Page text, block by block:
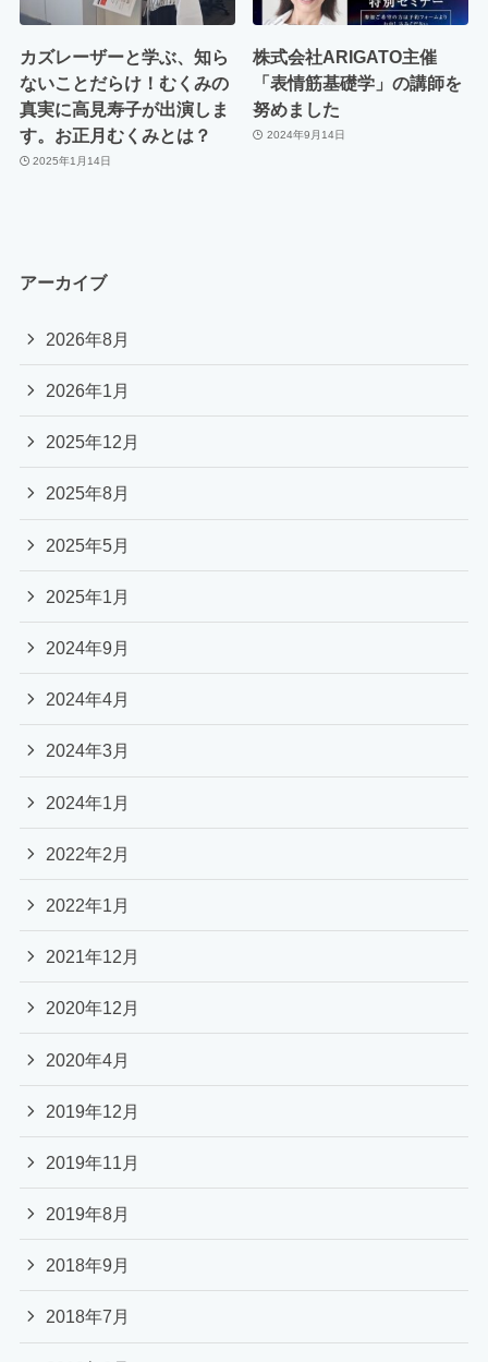
カズレーザーと学ぶ、知ら
ないことだらけ！むくみの
真実に高見寿子が出演しま
す。お正月むくみとは？
2025年1月14日
株式会社ARIGATO主催
「表情筋基礎学」の講師を
努めました
2024年9月14日
アーカイブ
2026年8月
2026年1月
2025年12月
2025年8月
2025年5月
2025年1月
2024年9月
2024年4月
2024年3月
2024年1月
2022年2月
2022年1月
2021年12月
2020年12月
2020年4月
2019年12月
2019年11月
2019年8月
2018年9月
2018年7月